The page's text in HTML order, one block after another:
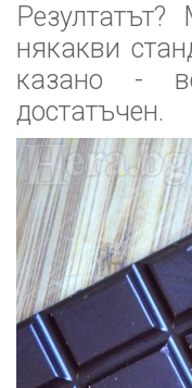
някакви
казано -
достатъчен.